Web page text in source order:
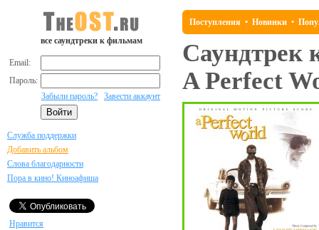
все саундтреки к фильмам
Email:
Пароль:
Забыли пароль?
Завести аккаунт
Служба поддержки
Добавить альбом
Слова благодарности
Пора в кино! Киноафиша
Нравится
Поступления • Новинки •
Саундтрек
A Perfect